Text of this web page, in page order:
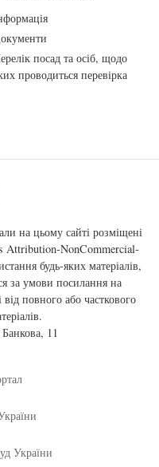
посад та осіб, щодо
проводиться перевірка
на цьому сайті розміщені
Attribution-NonCommercial-
будь-яких матеріалів,
за умови посилання на
повного або часткового
11
України